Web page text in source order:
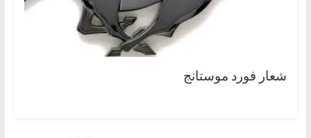
شعار فورد موستانج